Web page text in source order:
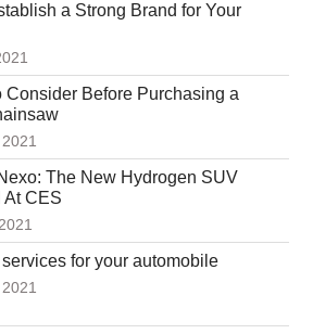
a Strong Brand for Your
Consider Before Purchasing a
The New Hydrogen SUV
At CES
for your automobile